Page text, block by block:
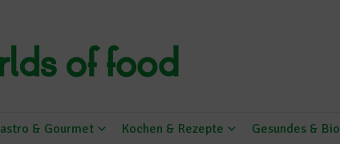
& Gourmet Kochen & Rezepte Gesundes & Bio